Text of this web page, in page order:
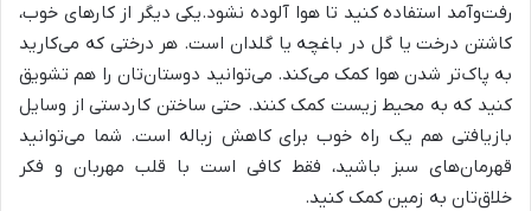
رفت‌وآمد استفاده کنید تا هوا آلوده نشود.یکی دیگر از کارهای خوب،
کاشتن درخت یا گل در باغچه یا گلدان است. هر درختی که می‌کارید
به پاک‌تر شدن هوا کمک می‌کند. می‌توانید دوستان‌تان را هم تشویق
کنید که به محیط زیست کمک کنند. حتی ساختن کاردستی از وسایل
بازیافتی هم یک راه خوب برای کاهش زباله است. شما می‌توانید
قهرمان‌های سبز باشید، فقط کافی است با قلب مهربان و فکر
خلاق‌تان به زمین کمک کنید.